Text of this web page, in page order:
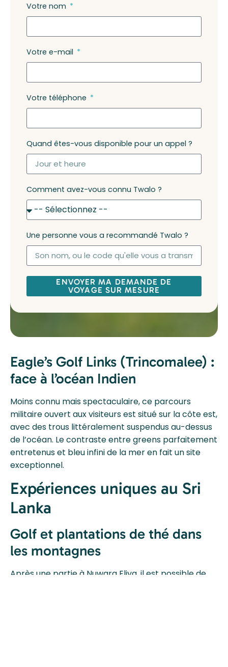
Votre nom
Votre e-mail
Votre téléphone
Quand êtes-vous disponible pour un appel ?
Comment avez-vous connu Twalo ?
Une personne vous a recommandé Twalo ?
ENVOYER MA DEMANDE DE
VOYAGE SUR MESURE
Eagle’s Golf Links (Trincomalee) :
face à l’océan Indien
Moins connu mais spectaculaire, ce parcours
militaire ouvert aux visiteurs est situé sur la côte est,
avec des trous littéralement suspendus au-dessus
de l’océan. Le contraste entre greens parfaitement
entretenus et bleu infini de la mer en fait un site
exceptionnel.
Expériences uniques au Sri
Lanka
Golf et plantations de thé dans
les montagnes
Après une partie à Nuwara Eliya, il est possible de